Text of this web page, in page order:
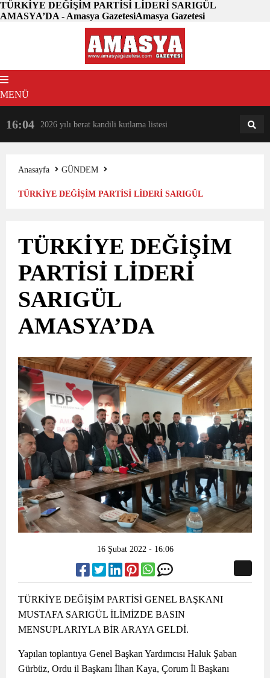
TÜRKİYE DEĞİŞİM PARTİSİ LİDERİ SARIGÜL
AMASYA’DA - Amasya GazetesiAmasya Gazetesi
MENÜ
16:04 2026 yılı berat kandili kutlama listesi 18:31
Anasayfa
GÜNDEM
TÜRKİYE DEĞİŞİM PARTİSİ LİDERİ SARIGÜL
TÜRKİYE DEĞİŞİM
PARTİSİ LİDERİ
SARIGÜL
AMASYA’DA
16 Şubat 2022 - 16:06
TÜRKİYE DEĞİŞİM PARTİSİ GENEL BAŞKANI
MUSTAFA SARIGÜL İLİMİZDE BASIN
MENSUPLARIYLA BİR ARAYA GELDİ.
Yapılan toplantıya Genel Başkan Yardımcısı Haluk Şaban
Gürbüz, Ordu il Başkanı İlhan Kaya, Çorum İl Başkanı